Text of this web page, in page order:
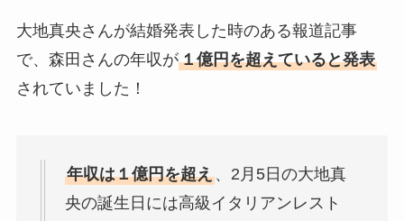
大地真央さんが結婚発表した時のある報道記事
で、森田さんの年収が１億円を超えていると発表
されていました！
年収は１億円を超え、2月5日の大地真
央の誕生日には高級イタリアンレスト